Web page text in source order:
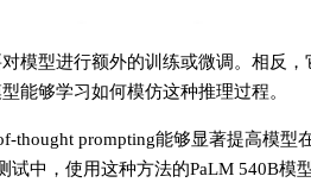
模型进行额外的训练或微调。相反
能够学习如何模仿这种推理过程。
thought prompting能够显著提高模
中，使用这种方法的PaLM 540B模